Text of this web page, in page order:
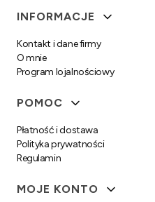
Linki w stopce
INFORMACJE
Kontakt i dane firmy
O mnie
Program lojalnościowy
POMOC
Płatność i dostawa
Polityka prywatności
Regulamin
MOJE KONTO